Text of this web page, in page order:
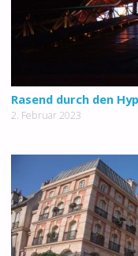
Rasend durch den
2. Februar 2023